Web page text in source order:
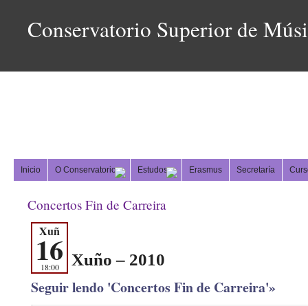
Conservatorio Superior de
Inicio O Conservatorio Estudos Erasmus Secretaría
Concertos Fin de Carreira
Xuñ
16
18:00 Xuño – 2010
Seguir lendo 'Concertos Fin de Carreira'»